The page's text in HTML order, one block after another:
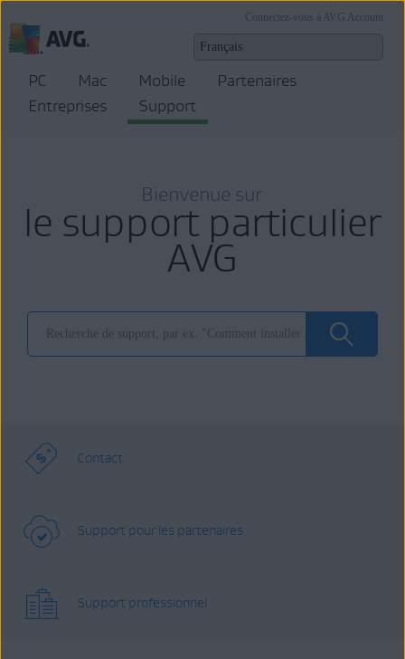
Connectez-vous à AVG Account
PC Mac Mobile
Partenaires
Entreprises
Support
Bienvenue sur
le support particulier
AVG
Contact
Support pour les partenaires
Support professionnel